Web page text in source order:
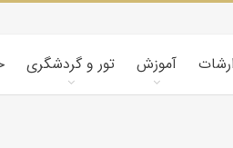
تور و گردشگری آموزش